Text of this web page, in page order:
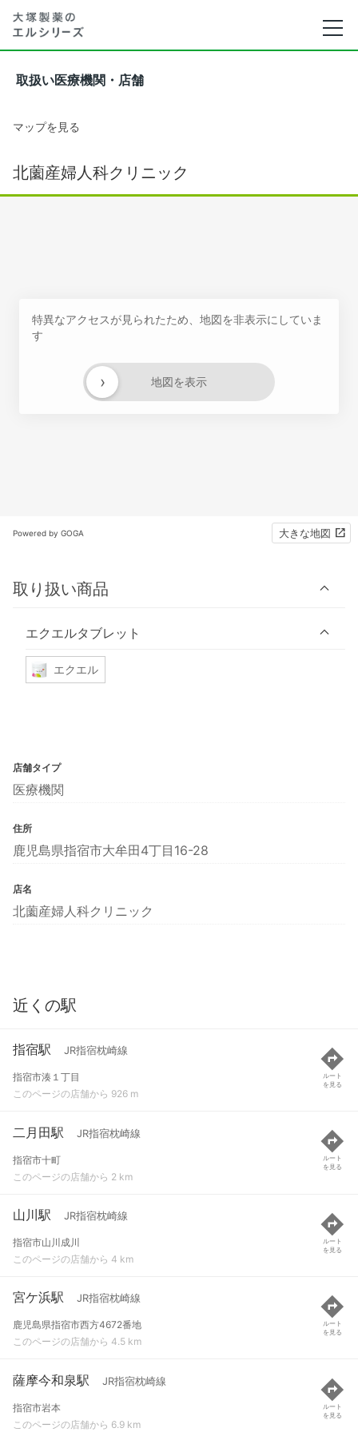
取扱い医療機関・店舗
マップを見る
北薗産婦人科クリニック
特異なアクセスが見られたため、地図を非表示にしていま
す
地図を表示
›
Powered by GOGA 大きな地図
取り扱い商品
エクエルタブレット
エクエル
店舗タイプ
医療機関
住所
鹿児島県指宿市大牟田4丁目16-28
店名
北薗産婦人科クリニック
近くの駅
指宿駅 JR指宿枕崎線
指宿市湊１丁目
このページの店舗から 926 m
ルート
を見る
二月田駅 JR指宿枕崎線
指宿市十町
このページの店舗から 2 km
ルート
を見る
山川駅 JR指宿枕崎線
指宿市山川成川
このページの店舗から 4 km
ルート
を見る
宮ケ浜駅 JR指宿枕崎線
鹿児島県指宿市西方4672番地
このページの店舗から 4.5 km
ルート
を見る
薩摩今和泉駅 JR指宿枕崎線
指宿市岩本
このページの店舗から 6.9 km
ルート
を見る